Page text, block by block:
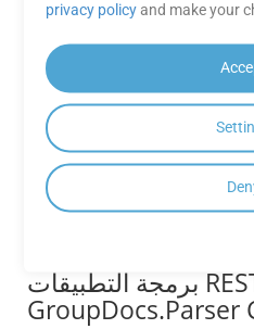
ورمز الاستجابة
السريعة؟
بيانات أحادية البعد باستخدام
لتحديد المنتج الأساسي،
في حين أن رموز QR عبارة عن رموز شريطية مصفوفية ثنائية
بيانات أكثر تنوعًا، وتستخدم عادةً
برمجة التطبيقات REST التي توفرها
privacy policyand make your